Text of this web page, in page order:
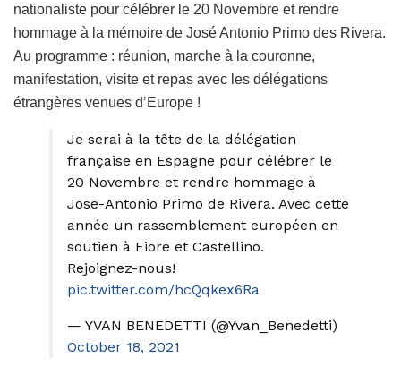
nationaliste pour célébrer le 20 Novembre et rendre
hommage à la mémoire de José Antonio Primo des Rivera.
Au programme : réunion, marche à la couronne,
manifestation, visite et repas avec les délégations
étrangères venues d’Europe !
Je serai à la tête de la délégation
française en Espagne pour célébrer le
20 Novembre et rendre hommage à
Jose-Antonio Primo de Rivera. Avec cette
année un rassemblement européen en
soutien à Fiore et Castellino.
Rejoignez-nous!
pic.twitter.com/hcQqkex6Ra
— YVAN BENEDETTI (@Yvan_Benedetti)
October 18, 2021